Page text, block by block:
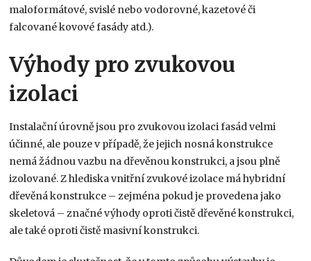
maloformátové, svislé nebo vodorovné, kazetové či
falcované kovové fasády atd.).
Výhody pro zvukovou
izolaci
Instalační úrovně jsou pro zvukovou izolaci fasád velmi
účinné, ale pouze v případě, že jejich nosná konstrukce
nemá žádnou vazbu na dřevěnou konstrukci, a jsou plně
izolované. Z hlediska vnitřní zvukové izolace má hybridní
dřevěná konstrukce – zejména pokud je provedena jako
skeletová – značné výhody oproti čistě dřevěné konstrukci,
ale také oproti čistě masivní konstrukci.